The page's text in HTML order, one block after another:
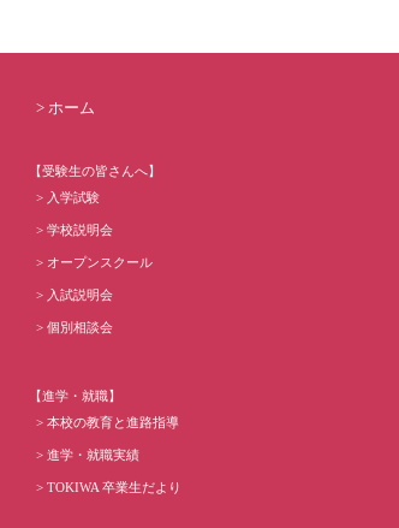
ホーム
【受験生の皆さんへ】
入学試験
学校説明会
オープンスクール
入試説明会
個別相談会
【進学・就職】
本校の教育と進路指導
進学・就職実績
TOKIWA 卒業生だより